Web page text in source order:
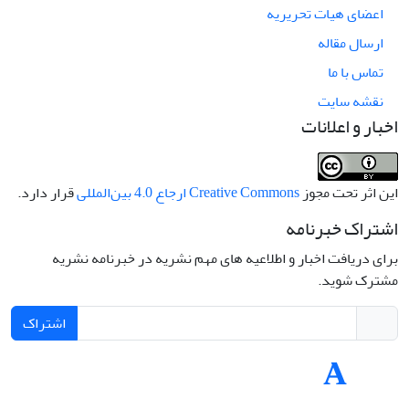
اعضای هیات تحریریه
ارسال مقاله
تماس با ما
نقشه سایت
اخبار و اعلانات
این اثر تحت مجوزCreative Commons ارجاع 4.0 بین‌المللی قرار دارد.
اشتراک خبرنامه
برای دریافت اخبار و اطلاعیه های مهم نشریه در خبرنامه نشریه
مشترک شوید.
اشتراک